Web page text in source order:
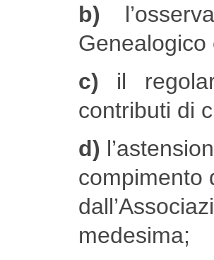
b)
c) il
contributi di
d)
compimento
medesima;